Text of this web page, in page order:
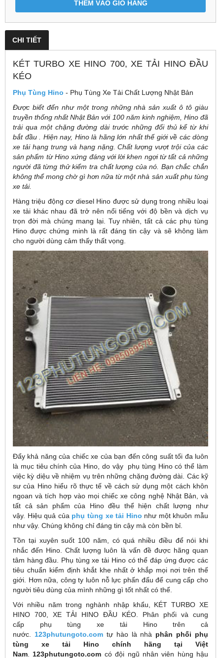
THÊM VÀO GIỎ HÀNG
CHI TIẾT
KÉT TURBO XE HINO 700, XE TẢI HINO ĐẦU
KÉO
Phụ Tùng Hino - Phụ Tùng Xe Tải Chất Lượng Nhật Bản
Được biết đến như một trong những nhà sản xuất ô tô giàu
truyền thống nhất Nhật Bản với 100 năm kinh nghiệm, Hino đã
trải qua một chặng đường dài trước những đối thủ kể từ khi
bắt đầu . Hiện nay, Hino là hãng lớn nhất thế giới về các dòng
xe tải hạng trung và hạng nặng. Chất lượng vượt trội của các
sản phẩm từ Hino xứng đáng với lời khen ngợi từ tất cả những
người đã từng thử kiểm tra chất lượng của nó. Bạn chắc chắn
không thể mong chờ gì hơn nữa từ một nhà sản xuất phụ tùng
xe tải.
Hàng triệu động cơ diesel Hino được sử dụng trong nhiều loại
xe tải khác nhau đã trở nên nổi tiếng với độ bền và dịch vụ
trọn đời mà chúng mang lại. Tuy nhiên, tất cả các phụ tùng
Hino được chứng minh là rất đáng tin cậy và sẽ không làm
cho người dùng cảm thấy thất vọng.
Đẩy khả năng của chiếc xe của bạn đến công suất tối đa luôn
là mục tiêu chính của Hino, do vậy phụ tùng Hino có thể làm
việc kỳ diệu về nhiệm vụ trên những chặng đường dài. Các kỹ
sư của Hino hiểu rõ thực tế về cách sử dụng một cách khôn
ngoan và tích hợp vào mọi chiếc xe công nghệ Nhật Bản, và
tất cả sản phẩm của Hino đều thể hiện chất lượng như
vậy. Hiệu quả của phụ tùng xe tải Hino như một khuôn mẫu
như vậy. Chúng không chỉ đáng tin cậy mà còn bền bỉ.
Tồn tại xuyên suốt 100 năm, có quá nhiều điều để nói khi
nhắc đến Hino. Chất lượng luôn là vấn đề được hãng quan
tâm hàng đầu. Phụ tùng xe tải Hino có thể đáp ứng được các
tiêu chuẩn kiểm định khắt khe nhất ở khắp mọi nơi trên thế
giới. Hơn nữa, công ty luôn nỗ lực phấn đấu để cung cấp cho
người tiêu dùng của mình những gì tốt nhất có thể.
Với nhiều năm trong nghành nhập khẩu, KÉT TURBO XE
HINO 700, XE TẢI HINO ĐẦU KÉO. Phân phối và cung
cấp phụ tùng xe tải Hino trên cả
nước. 123phutungoto.comtự hào là nhà phân phối phụ
tùng xe tải Hino chính hãng tại Việt
Nam
123phutungoto.com có đội ngũ nhân viên hùng hậu